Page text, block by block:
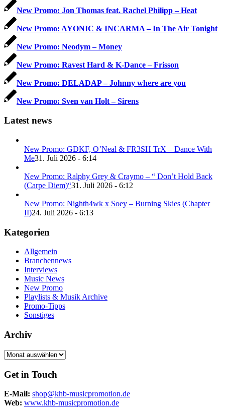
New Promo: Jon Thomas feat. Rachel Philipp – Heat
New Promo: AYONIC & INCARMA – In The Air Tonight
New Promo: Neodym – Money
New Promo: Ravest Hard & K-Dance – Frisson
New Promo: DELADAP – Johnny where are you
New Promo: Sven van Holt – Sirens
Latest news
New Promo: GDKF, O’Neal & FR3SH TrX – Dance With
Me31. Juli 2026 - 6:14
New Promo: Ralphy Grey & Craymo – “ Don’t Hold Back
(Carpe Diem)“31. Juli 2026 - 6:12
New Promo: Nighth4wk x Soey – Burning Skies (Chapter
II)24. Juli 2026 - 6:13
Kategorien
Allgemein
Branchennews
Interviews
Music News
New Promo
Playlists & Musik Archive
Promo-Tipps
Sonstiges
Archiv
Archiv
Get in Touch
E-Mail: shop@khb-musicpromotion.de
Web: www.khb-musicpromotion.de